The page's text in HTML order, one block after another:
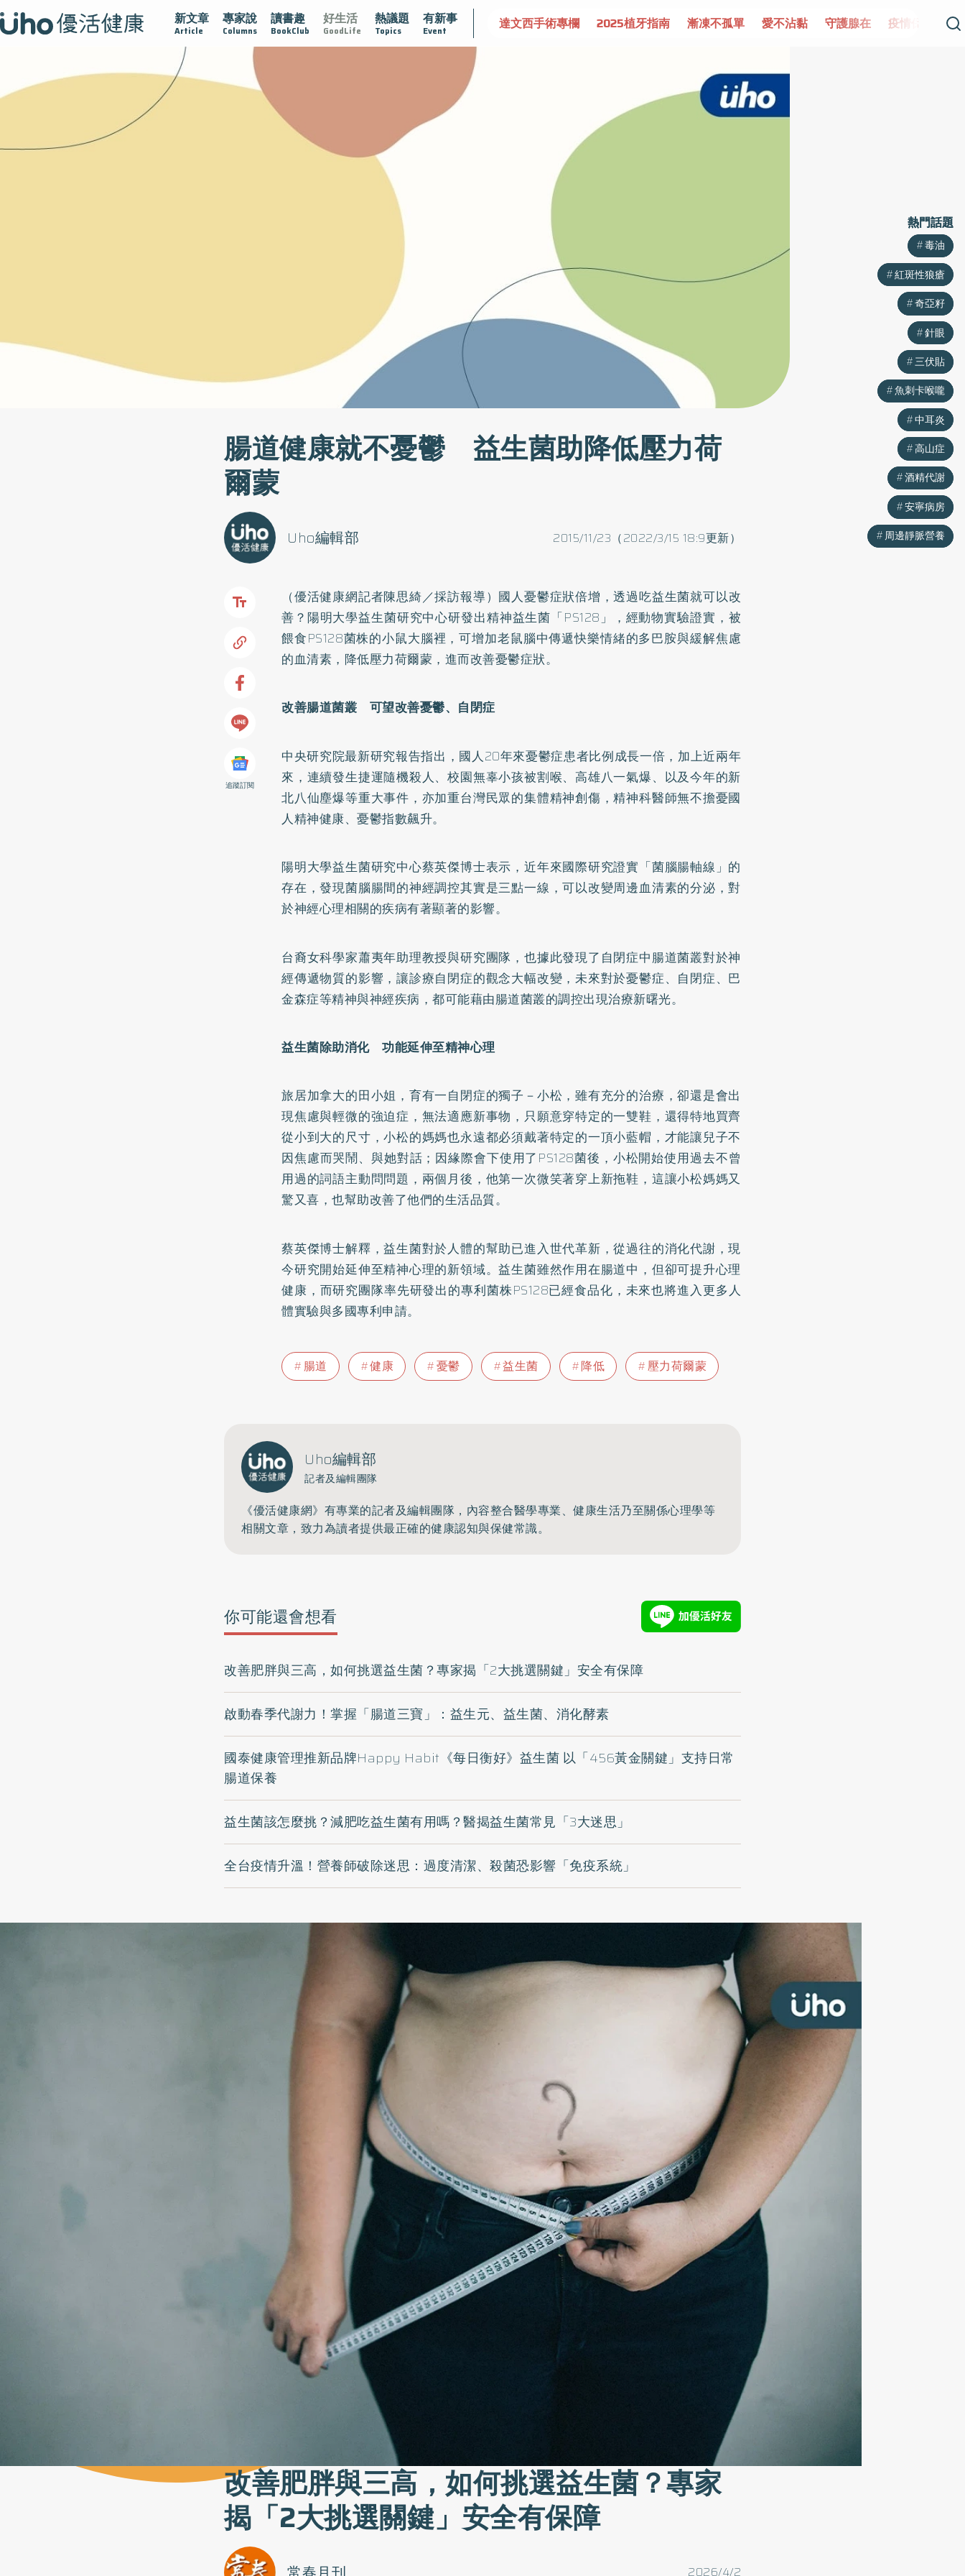
新文章
Article
專家說
Columns
讀書趣
BookClub
好生活
GoodLife
熱議題
Topics
有新事
Event
疫情保衛戰 再生醫學 愛的未來視 認識攝護腺肥大 守護骨骼健康 達文西手術專欄 2025植牙指南 漸凍不孤單 愛不沾黏 守護腺在 疫情保衛戰 再生醫學 愛的
腸道健康就不憂鬱 益生菌助降低壓力荷
爾蒙
2015/11/23（2022/3/15 18:9更新）
Uho編輯部
追蹤訂閱
（優活健康網記者陳思綺／採訪報導）國人憂鬱症狀倍增，透過吃益生菌就可以改
善？陽明大學益生菌研究中心研發出精神益生菌「PS128」，經動物實驗證實，被
餵食PS128菌株的小鼠大腦裡，可增加老鼠腦中傳遞快樂情緒的多巴胺與緩解焦慮
的血清素，降低壓力荷爾蒙，進而改善憂鬱症狀。
改善腸道菌叢 可望改善憂鬱、自閉症
中央研究院最新研究報告指出，國人20年來憂鬱症患者比例成長一倍，加上近兩年
來，連續發生捷運隨機殺人、校園無辜小孩被割喉、高雄八一氣爆、以及今年的新
北八仙塵爆等重大事件，亦加重台灣民眾的集體精神創傷，精神科醫師無不擔憂國
人精神健康、憂鬱指數飆升。
陽明大學益生菌研究中心蔡英傑博士表示，近年來國際研究證實「菌腦腸軸線」的
存在，發現菌腦腸間的神經調控其實是三點一線，可以改變周邊血清素的分泌，對
於神經心理相關的疾病有著顯著的影響。
台裔女科學家蕭夷年助理教授與研究團隊，也據此發現了自閉症中腸道菌叢對於神
經傳遞物質的影響，讓診療自閉症的觀念大幅改變，未來對於憂鬱症、自閉症、巴
金森症等精神與神經疾病，都可能藉由腸道菌叢的調控出現治療新曙光。
益生菌除助消化 功能延伸至精神心理
旅居加拿大的田小姐，育有一自閉症的獨子－小松，雖有充分的治療，卻還是會出
現焦慮與輕微的強迫症，無法適應新事物，只願意穿特定的一雙鞋，還得特地買齊
從小到大的尺寸，小松的媽媽也永遠都必須戴著特定的一頂小藍帽，才能讓兒子不
因焦慮而哭鬧、與她對話；因緣際會下使用了PS128菌後，小松開始使用過去不曾
用過的詞語主動問問題，兩個月後，他第一次微笑著穿上新拖鞋，這讓小松媽媽又
驚又喜，也幫助改善了他們的生活品質。
蔡英傑博士解釋，益生菌對於人體的幫助已進入世代革新，從過往的消化代謝，現
今研究開始延伸至精神心理的新領域。益生菌雖然作用在腸道中，但卻可提升心理
健康，而研究團隊率先研發出的專利菌株PS128已經食品化，未來也將進入更多人
體實驗與多國專利申請。
腸道 健康 憂鬱 益生菌 降低 壓力荷爾蒙
Uho編輯部
記者及編輯團隊
《優活健康網》有專業的記者及編輯團隊，內容整合醫學專業、健康生活乃至關係心理學等
相關文章，致力為讀者提供最正確的健康認知與保健常識。
你可能還會想看
改善肥胖與三高，如何挑選益生菌？專家揭「2大挑選關鍵」安全有保障
啟動春季代謝力！掌握「腸道三寶」：益生元、益生菌、消化酵素
國泰健康管理推新品牌Happy Habit《每日衡好》益生菌 以「456黃金關鍵」支持日常
腸道保養
益生菌該怎麼挑？減肥吃益生菌有用嗎？醫揭益生菌常見「3大迷思」
全台疫情升溫！營養師破除迷思：過度清潔、殺菌恐影響「免疫系統」
熱門話題
毒油
紅斑性狼瘡
奇亞籽
針眼
三伏貼
魚刺卡喉嚨
中耳炎
高山症
酒精代謝
安寧病房
周邊靜脈營養
改善肥胖與三高，如何挑選益生菌？專家
揭「2大挑選關鍵」安全有保障
2026/4/2
熱門話題
毒油
紅斑性狼瘡
奇亞籽
針眼
三伏貼
魚刺卡喉嚨
中耳炎
高山症
酒精代謝
安寧病房
周邊靜脈營養